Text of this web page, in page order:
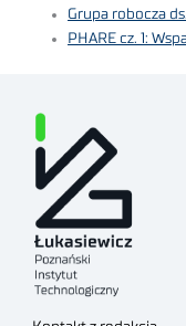
Grupa robocza
PHARE cz. 1: